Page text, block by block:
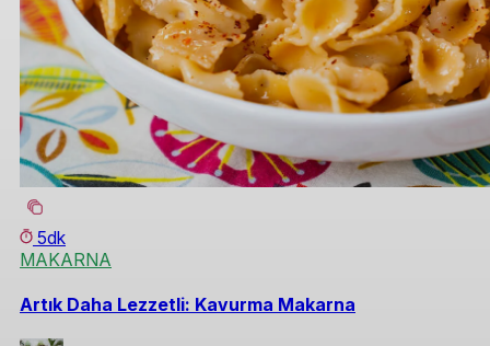
5dk
MAKARNA
Artık Daha Lezzetli: Kavurma Makarna